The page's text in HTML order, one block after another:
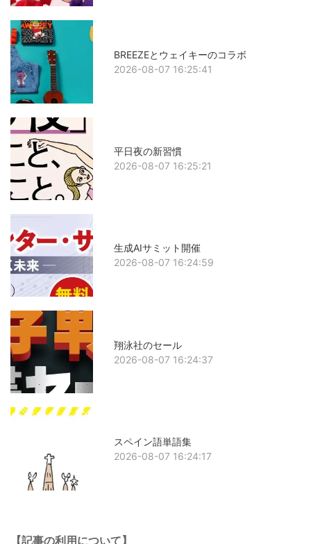
BREEZEとウェイキーのコラボ
2026-08-07 16:25:41
平日夜の新習慣
2026-08-07 16:25:21
生成AIサミット開催
2026-08-07 16:24:59
翔泳社のセール
2026-08-07 16:24:37
スペイン語単語集
2026-08-07 16:24:17
【記事の利用について】